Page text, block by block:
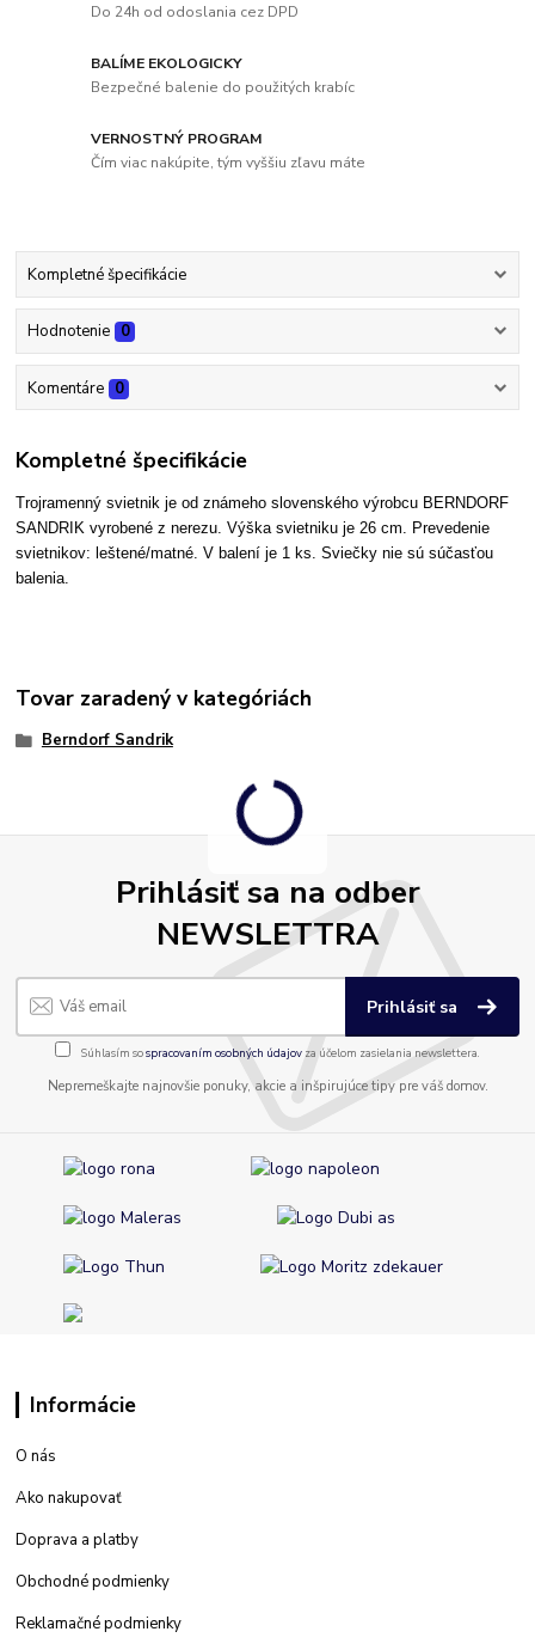
Do 24h od odoslania cez DPD
BALÍME EKOLOGICKY
Bezpečné balenie do použitých krabíc
VERNOSTNÝ PROGRAM
Čím viac nakúpite, tým vyššiu zľavu máte
Kompletné špecifikácie
Hodnotenie 0
Komentáre 0
Kompletné špecifikácie
Trojramenný svietnik je od známeho slovenského výrobcu BERNDORF
SANDRIK vyrobené z nerezu. Výška svietniku je 26 cm. Prevedenie
svietnikov: leštené/matné. V balení je 1 ks. Sviečky nie sú súčasťou
balenia.
Tovar zaradený v kategóriách
Berndorf Sandrik
Prihlásiť sa na odber
NEWSLETTRA
Prihlásiť sa
Súhlasím sospracovaním osobných údajov za účelom zasielania newslettera.
Nepremeškajte najnovšie ponuky, akcie a inšpirujúce tipy pre váš domov.
Informácie
O nás
Ako nakupovať
Doprava a platby
Obchodné podmienky
Reklamačné podmienky